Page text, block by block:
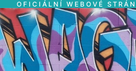
OFICIÁLNÍ WEBOVÉ